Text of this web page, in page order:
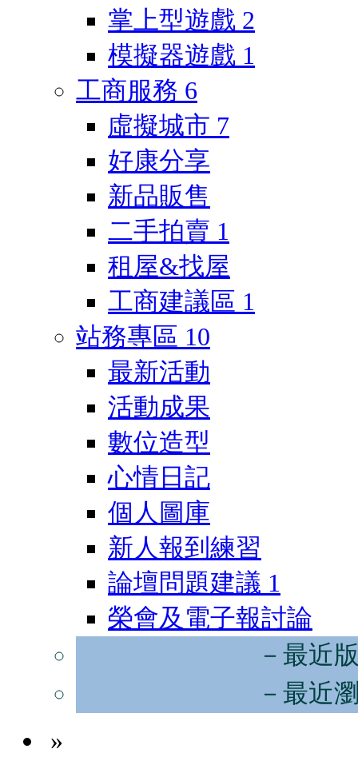
掌上型遊戲 2
模擬器遊戲 1
工商服務 6
虛擬城市 7
好康分享
新品販售
二手拍賣 1
租屋&找屋
工商建議區 1
站務專區 10
最新活動
活動成果
數位造型
心情日記
個人圖庫
新人報到練習
論壇問題建議 1
榮會及電子報討論
－最近
－最近
»